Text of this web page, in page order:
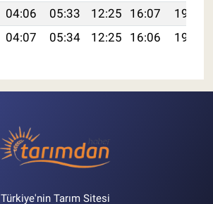
04:06 05:33 12:25 16:07
19:07
04:07 05:34 12:25 16:06 19:05
Türkiye'nin Tarım Sitesi